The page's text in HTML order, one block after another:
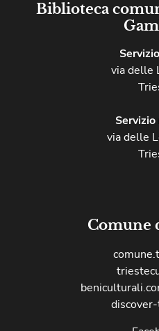
Biblioteca
via delle
via delle
Comune